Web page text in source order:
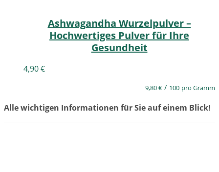
Ashwagandha Wurzelpulver –
Hochwertiges Pulver für Ihre
Gesundheit
4,90€
9,80€ / 100 pro Gramm
Alle wichtigen Informationen für Sie auf einem Blick!